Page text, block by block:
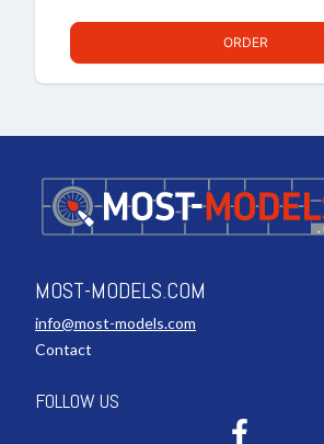
ORDER
MOST-MODELS.COM
info@most-models.com
Contact
FOLLOW US